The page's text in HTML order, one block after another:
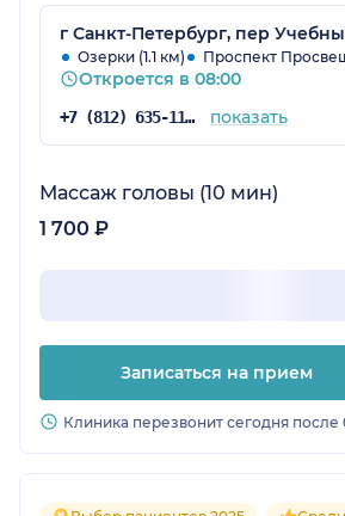
г Санкт-Петербург, пер
Озерки (1.1 км) Проспект
Откроется в 08:00
+7 (812) 635-11-79 показать
Массаж головы (10 мин)
1 700 ₽
Записаться на прием
Клиника перезвонит сегодня после